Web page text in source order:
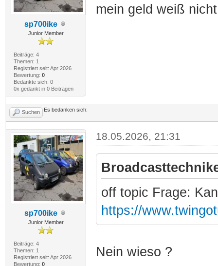
sp700ike
Junior Member
Beiträge: 4
Themen: 1
Registriert seit: Apr 2026
Bewertung: 0
Bedankte sich: 0
0x gedankt in 0 Beiträgen
mein geld weiß
Suchen Es bedanken sich:
sp700ike
Junior Member
Beiträge: 4
Themen: 1
Registriert seit: Apr 2026
Bewertung: 0
18.05.2026, 21:31
off topic Frage:
https://
Nein wieso ?